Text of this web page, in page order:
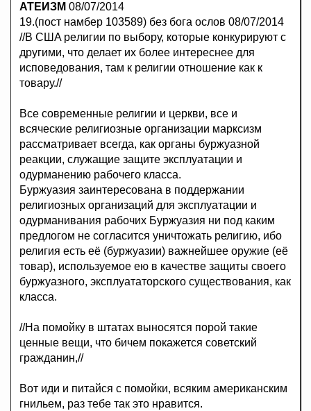
АТЕИЗМ 08/07/2014
19.(пост намбер 103589) без бога ослов 08/07/2014
//B CШA peлигии по выбору, которые конкурируют с
другими, что делает их более интереснее для
исповедования, там к религии отношение как к
товару.//
Все современные религии и церкви, все и
всяческие религиозные организации марксизм
рассматривает всегда, как органы буржуазной
реакции, служащие защите эксплуатации и
одурманению рабочего класса.
Буржуазия заинтересована в поддержании
религиозных организаций для эксплуатации и
одурманивания рабочих Буржуазия ни под каким
предлогом не согласится уничтожать религию, ибо
религия есть её (буржуазии) важнейшее оружие (её
товар), используемое ею в качестве защиты своего
буржуазного, эксплуататорского существования, как
класса.
//На помойку в штатах выносятся порой такие
ценные вещи, что бичем покажется советский
гражданин,//
Вот иди и питайся с помойки, всяким американским
гнильем, раз тебе так это нравится.